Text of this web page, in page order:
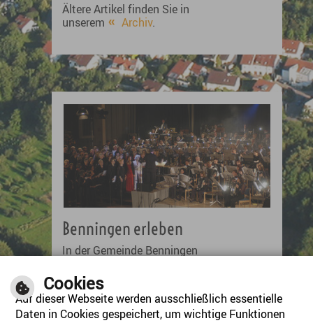
Ältere Artikel finden Sie in
unserem
Archiv.
Benningen erleben
In der Gemeinde Benningen
Deshalb ist unser
Veranstaltungskalender stets auf
dem neuesten Stand.
Cookies
Auf dieser Webseite werden ausschließlich essentielle
Daten in Cookies gespeichert, um wichtige Funktionen